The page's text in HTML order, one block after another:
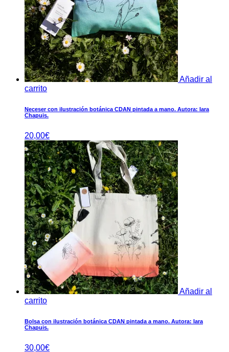
Añadir al
carrito
Neceser con ilustración botánica CDAN pintada a mano. Autora: Iara
Chapuis.
20,00€
Añadir al
carrito
Bolsa con ilustración botánica CDAN pintada a mano. Autora: Iara
Chapuis.
30,00€